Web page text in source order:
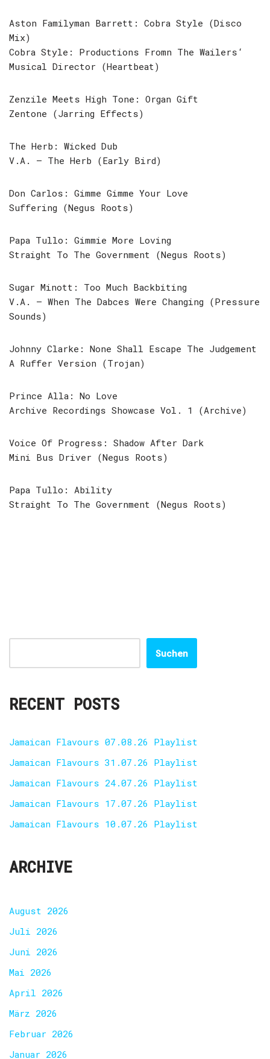
Aston Familyman Barrett: Cobra Style (Disco
Mix)
Cobra Style: Productions Fromn The Wailers‘
Musical Director (Heartbeat)
Zenzile Meets High Tone: Organ Gift
Zentone (Jarring Effects)
The Herb: Wicked Dub
V.A. – The Herb (Early Bird)
Don Carlos: Gimme Gimme Your Love
Suffering (Negus Roots)
Papa Tullo: Gimmie More Loving
Straight To The Government (Negus Roots)
Sugar Minott: Too Much Backbiting
V.A. – When The Dabces Were Changing (Pressure
Sounds)
Johnny Clarke: None Shall Escape The Judgement
A Ruffer Version (Trojan)
Prince Alla: No Love
Archive Recordings Showcase Vol. 1 (Archive)
Voice Of Progress: Shadow After Dark
Mini Bus Driver (Negus Roots)
Papa Tullo: Ability
Straight To The Government (Negus Roots)
Suchen
RECENT POSTS
Jamaican Flavours 07.08.26 Playlist
Jamaican Flavours 31.07.26 Playlist
Jamaican Flavours 24.07.26 Playlist
Jamaican Flavours 17.07.26 Playlist
Jamaican Flavours 10.07.26 Playlist
ARCHIVE
August 2026
Juli 2026
Juni 2026
Mai 2026
April 2026
März 2026
Februar 2026
Januar 2026